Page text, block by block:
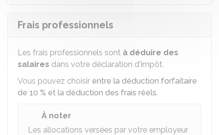
Frais professionnels
Les frais professionnels sont à déduire des
salaires dans votre déclaration d'impôt.
Vous pouvez choisir entre la déduction forfaitaire
de 10 % et la déduction des frais réels.
À noter
Les allocations versées par votre employeur